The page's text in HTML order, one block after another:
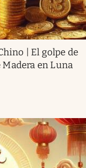
| El golpe de
en Luna